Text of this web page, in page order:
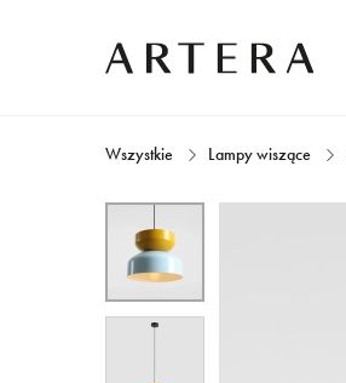
Wszystkie Lampy wiszące